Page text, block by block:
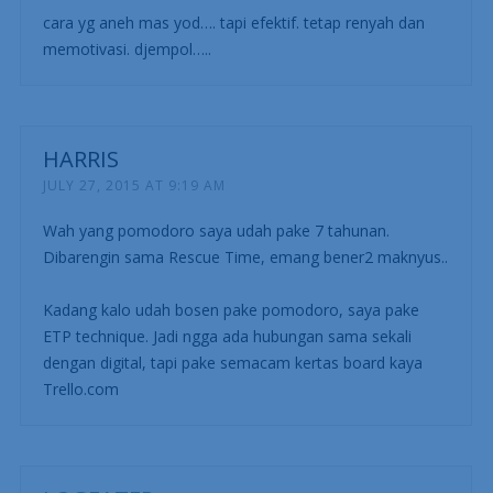
cara yg aneh mas yod…. tapi efektif. tetap renyah dan
memotivasi. djempol…..
HARRIS
JULY 27, 2015 AT 9:19 AM
Wah yang pomodoro saya udah pake 7 tahunan.
Dibarengin sama Rescue Time, emang bener2 maknyus..
Kadang kalo udah bosen pake pomodoro, saya pake
ETP technique. Jadi ngga ada hubungan sama sekali
dengan digital, tapi pake semacam kertas board kaya
Trello.com